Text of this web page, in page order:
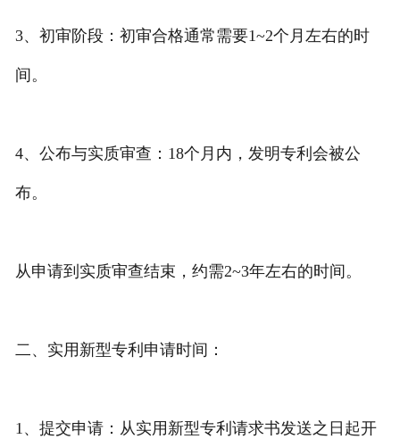
3、初审阶段：初审合格通常需要1~2个月左右的时
间。
4、公布与实质审查：18个月内，发明专利会被公
布。
从申请到实质审查结束，约需2~3年左右的时间。
二、实用新型专利申请时间：
1、提交申请：从实用新型专利请求书发送之日起开